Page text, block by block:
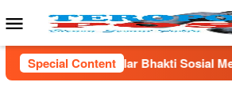
to
Mobile
Menu
Special Content
Sosial Menjelang HUT Rl Ke- 81 Di